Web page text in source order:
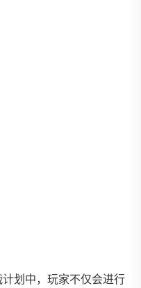
划中，玩家不仅会进行